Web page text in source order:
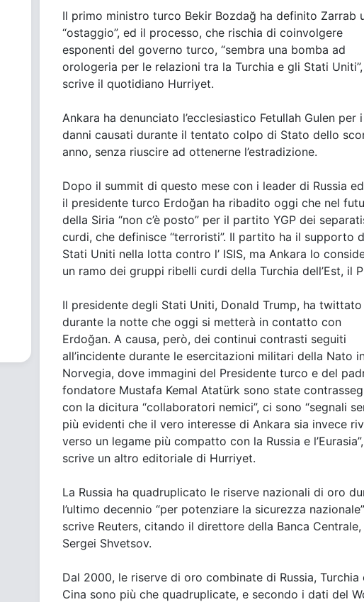
Il primo ministro turco Bekir Bozdağ ha definito Zarrab
“ostaggio”, ed il processo, che rischia di coinvolgere
esponenti del governo turco, “sembra una bomba ad
orologeria per le relazioni tra la Turchia e gli Stati Uniti”,
scrive il quotidiano Hurriyet.
Ankara ha denunciato l’ecclesiastico Fetullah Gulen per i
danni causati durante il tentato colpo di Stato dello
anno, senza riuscire ad ottenerne l’estradizione.
Dopo il summit di questo mese con i leader di Russia
il presidente turco Erdoğan ha ribadito oggi che nel
della Siria “non c’è posto” per il partito YGP dei
curdi, che definisce “terroristi”. Il partito ha il supporto
Stati Uniti nella lotta contro l’ ISIS, ma Ankara lo
un ramo dei gruppi ribelli curdi della Turchia dell’Est, il
Il presidente degli Stati Uniti, Donald Trump, ha twittato
durante la notte che oggi si metterà in contatto con
Erdoğan. A causa, però, dei continui contrasti seguiti
all’incidente durante le esercitazioni militari della Nato
Norvegia, dove immagini del Presidente turco e del
fondatore Mustafa Kemal Atatürk sono state
con la dicitura “collaboratori nemici”, ci sono “segnali
più evidenti che il vero interesse di Ankara sia invece
verso un legame più compatto con la Russia e l’Eurasia”,
scrive un altro editoriale di Hurriyet.
La Russia ha quadruplicato le riserve nazionali di oro
l’ultimo decennio “per potenziare la sicurezza
scrive Reuters, citando il direttore della Banca Centrale,
Sergei Shvetsov.
Dal 2000, le riserve di oro combinate di Russia, Turchia
Cina sono più che quadruplicate, e secondo i dati del